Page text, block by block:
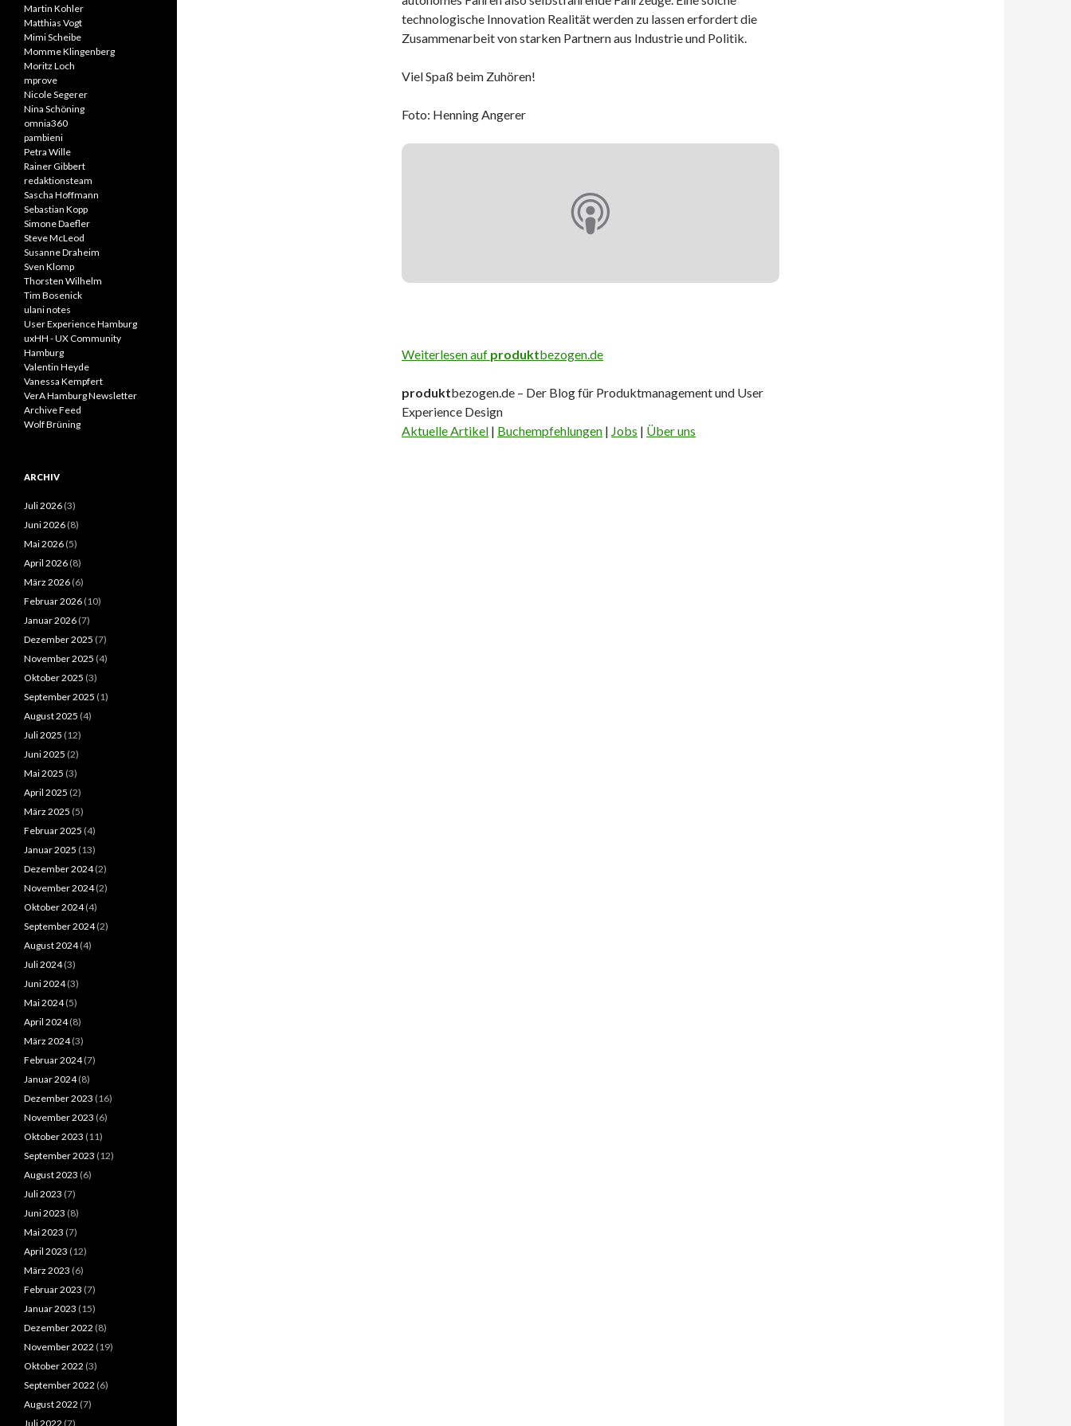
technologische Innovation Realität werden zu lassen erfordert die
Zusammenarbeit von starken Partnern aus Industrie und Politik.
Viel Spaß beim Zuhören!
Foto: Henning Angerer
Weiterlesen auf produktbezogen.de
produktbezogen.de – Der Blog für Produktmanagement und User
Experience Design
Aktuelle Artikel | Buchempfehlungen | Jobs | Über uns
Martin Kohler
Matthias Vogt
Mimi Scheibe
Momme Klingenberg
Moritz Loch
mprove
Nicole Segerer
Nina Schöning
omnia360
pambieni
Petra Wille
Rainer Gibbert
redaktionsteam
Sascha Hoffmann
Sebastian Kopp
Simone Daefler
Steve McLeod
Susanne Draheim
Sven Klomp
Thorsten Wilhelm
Tim Bosenick
ulani notes
User Experience Hamburg
uxHH - UX Community
Hamburg
Valentin Heyde
Vanessa Kempfert
VerA Hamburg Newsletter
Archive Feed
Wolf Brüning
ARCHIV
Juli 2026 (3)
Juni 2026 (8)
Mai 2026 (5)
April 2026 (8)
März 2026 (6)
Februar 2026 (10)
Januar 2026 (7)
Dezember 2025 (7)
November 2025 (4)
Oktober 2025 (3)
September 2025 (1)
August 2025 (4)
Juli 2025 (12)
Juni 2025 (2)
Mai 2025 (3)
April 2025 (2)
März 2025 (5)
Februar 2025 (4)
Januar 2025 (13)
Dezember 2024(2)
November 2024(2)
Oktober 2024(4)
September 2024(2)
August 2024(4)
Juli 2024(3)
Juni 2024(3)
Mai 2024(5)
April 2024(8)
März 2024(3)
Februar 2024(7)
Januar 2024(8)
Dezember 2023 (16)
November 2023 (6)
Oktober 2023 (11)
September 2023 (12)
August 2023 (6)
Juli 2023 (7)
Juni 2023 (8)
Mai 2023 (7)
April 2023 (12)
März 2023 (6)
Februar 2023 (7)
Januar 2023 (15)
Dezember 2022 (8)
November 2022 (19)
Oktober 2022 (3)
September 2022 (6)
August 2022 (7)
Juli 2022 (7)